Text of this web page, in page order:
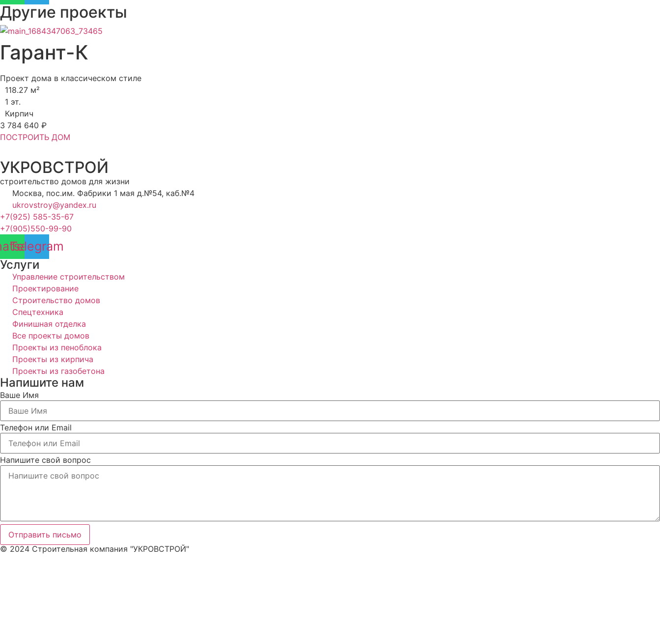
Другие проекты
Гарант-К
Проект дома в классическом стиле
118.27 м²
1 эт.
Кирпич
3 784 640 ₽
ПОСТРОИТЬ ДОМ
УКРОВСТРОЙ
строительство домов для жизни
Москва, пос.им. Фабрики 1 мая д.№54, каб.№4
ukrovstroy@yandex.ru
+7(925) 585-35-67
+7(905)550-99-90
Telegram
Услуги
Управление строительством
Проектирование
Строительство домов
Спецтехника
Финишная отделка
Все проекты домов
Проекты из пеноблока
Проекты из кирпича
Проекты из газобетона
Напишите нам
Ваше Имя
Телефон или Email
Напишите свой вопрос
Отправить письмо
© 2024 Строительная компания "УКРОВСТРОЙ"